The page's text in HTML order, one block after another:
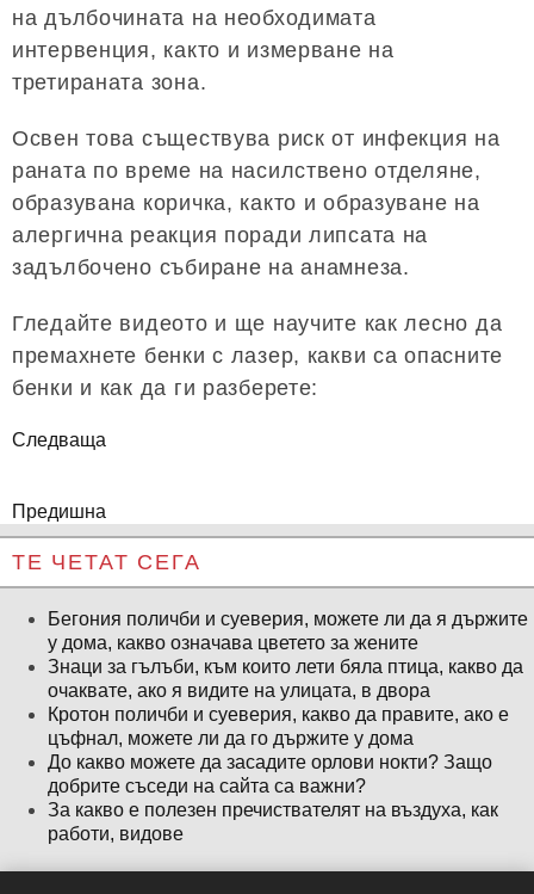
на дълбочината на необходимата
интервенция, както и измерване на
третираната зона.
Освен това съществува риск от инфекция на
раната по време на насилствено отделяне,
образувана коричка, както и образуване на
алергична реакция поради липсата на
задълбочено събиране на анамнеза.
Гледайте видеото и ще научите как лесно да
премахнете бенки с лазер, какви са опасните
бенки и как да ги разберете:
Следваща
Предишна
ТЕ ЧЕТАТ СЕГА
Бегония поличби и суеверия, можете ли да я държите
у дома, какво означава цветето за жените
Знаци за гълъби, към които лети бяла птица, какво да
очаквате, ако я видите на улицата, в двора
Кротон поличби и суеверия, какво да правите, ако е
цъфнал, можете ли да го държите у дома
До какво можете да засадите орлови нокти? Защо
добрите съседи на сайта са важни?
За какво е полезен пречиствателят на въздуха, как
работи, видове